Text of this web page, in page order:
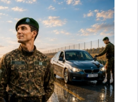
vietnes darbību un
unikālu ID, kas tiek izmantots
datu iegūšanai par to, kā
izmanto vietni.